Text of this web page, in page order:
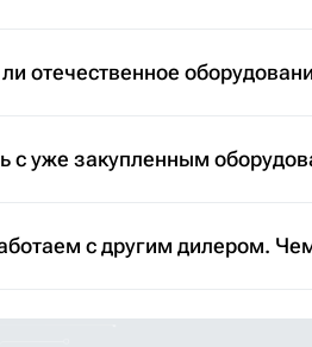
отечественное
с уже закупленным
с другим дилером.